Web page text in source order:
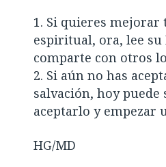
Si quieres mejorar
espiritual, ora, lee su
comparte con otros
Si aún no has
salvación, hoy puede
aceptarlo y empezar
HG/MD